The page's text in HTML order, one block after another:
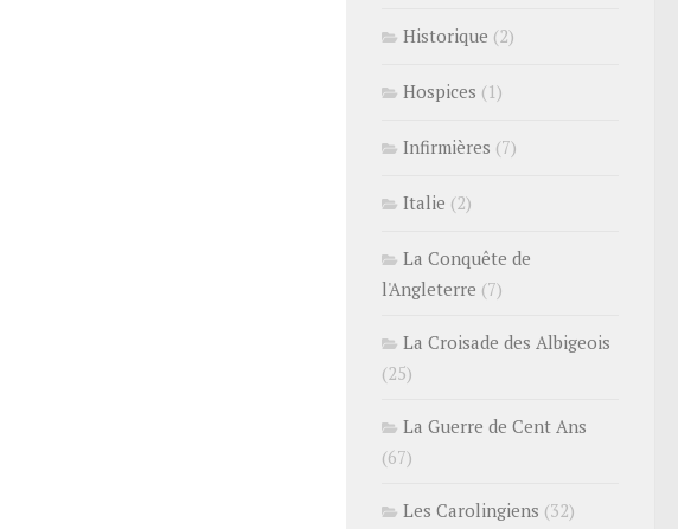
Historique (2)
Hospices (1)
Infirmières (7)
Italie (2)
La Conquête de
l'Angleterre (7)
La Croisade des Albigeois
(25)
La Guerre de Cent Ans
(67)
Les Carolingiens (32)